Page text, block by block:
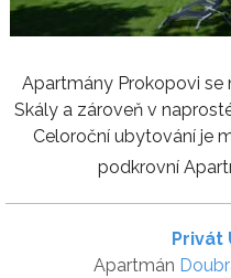
Apartmány Prokopovi se
Skály a zároveň v
Celoroční ubytování je
podkrovní
Privát
Apartmán